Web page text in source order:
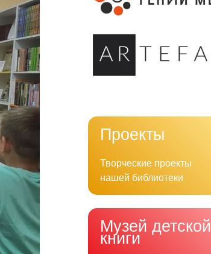
Проекты
Творческие проекты
нашей библиотеки
Музей детской
книги